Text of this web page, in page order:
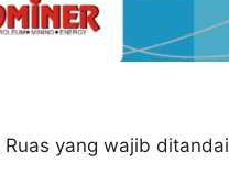
Ruas yang wajib ditandai